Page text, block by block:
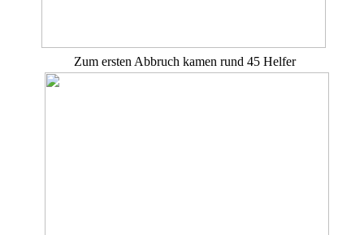
Zum ersten Abbruch kamen rund 45 Helfer